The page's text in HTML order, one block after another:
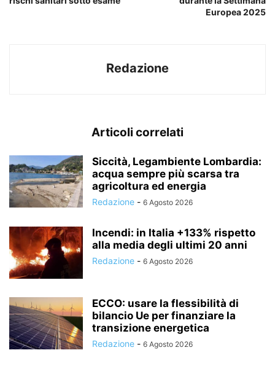
Europea 2025
Redazione
Articoli correlati
Siccità, Legambiente Lombardia:
acqua sempre più scarsa tra
agricoltura ed energia
Redazione - 6 Agosto 2026
Incendi: in Italia +133% rispetto
alla media degli ultimi 20 anni
Redazione - 6 Agosto 2026
ECCO: usare la flessibilità di
bilancio Ue per finanziare la
transizione energetica
Redazione - 6 Agosto 2026